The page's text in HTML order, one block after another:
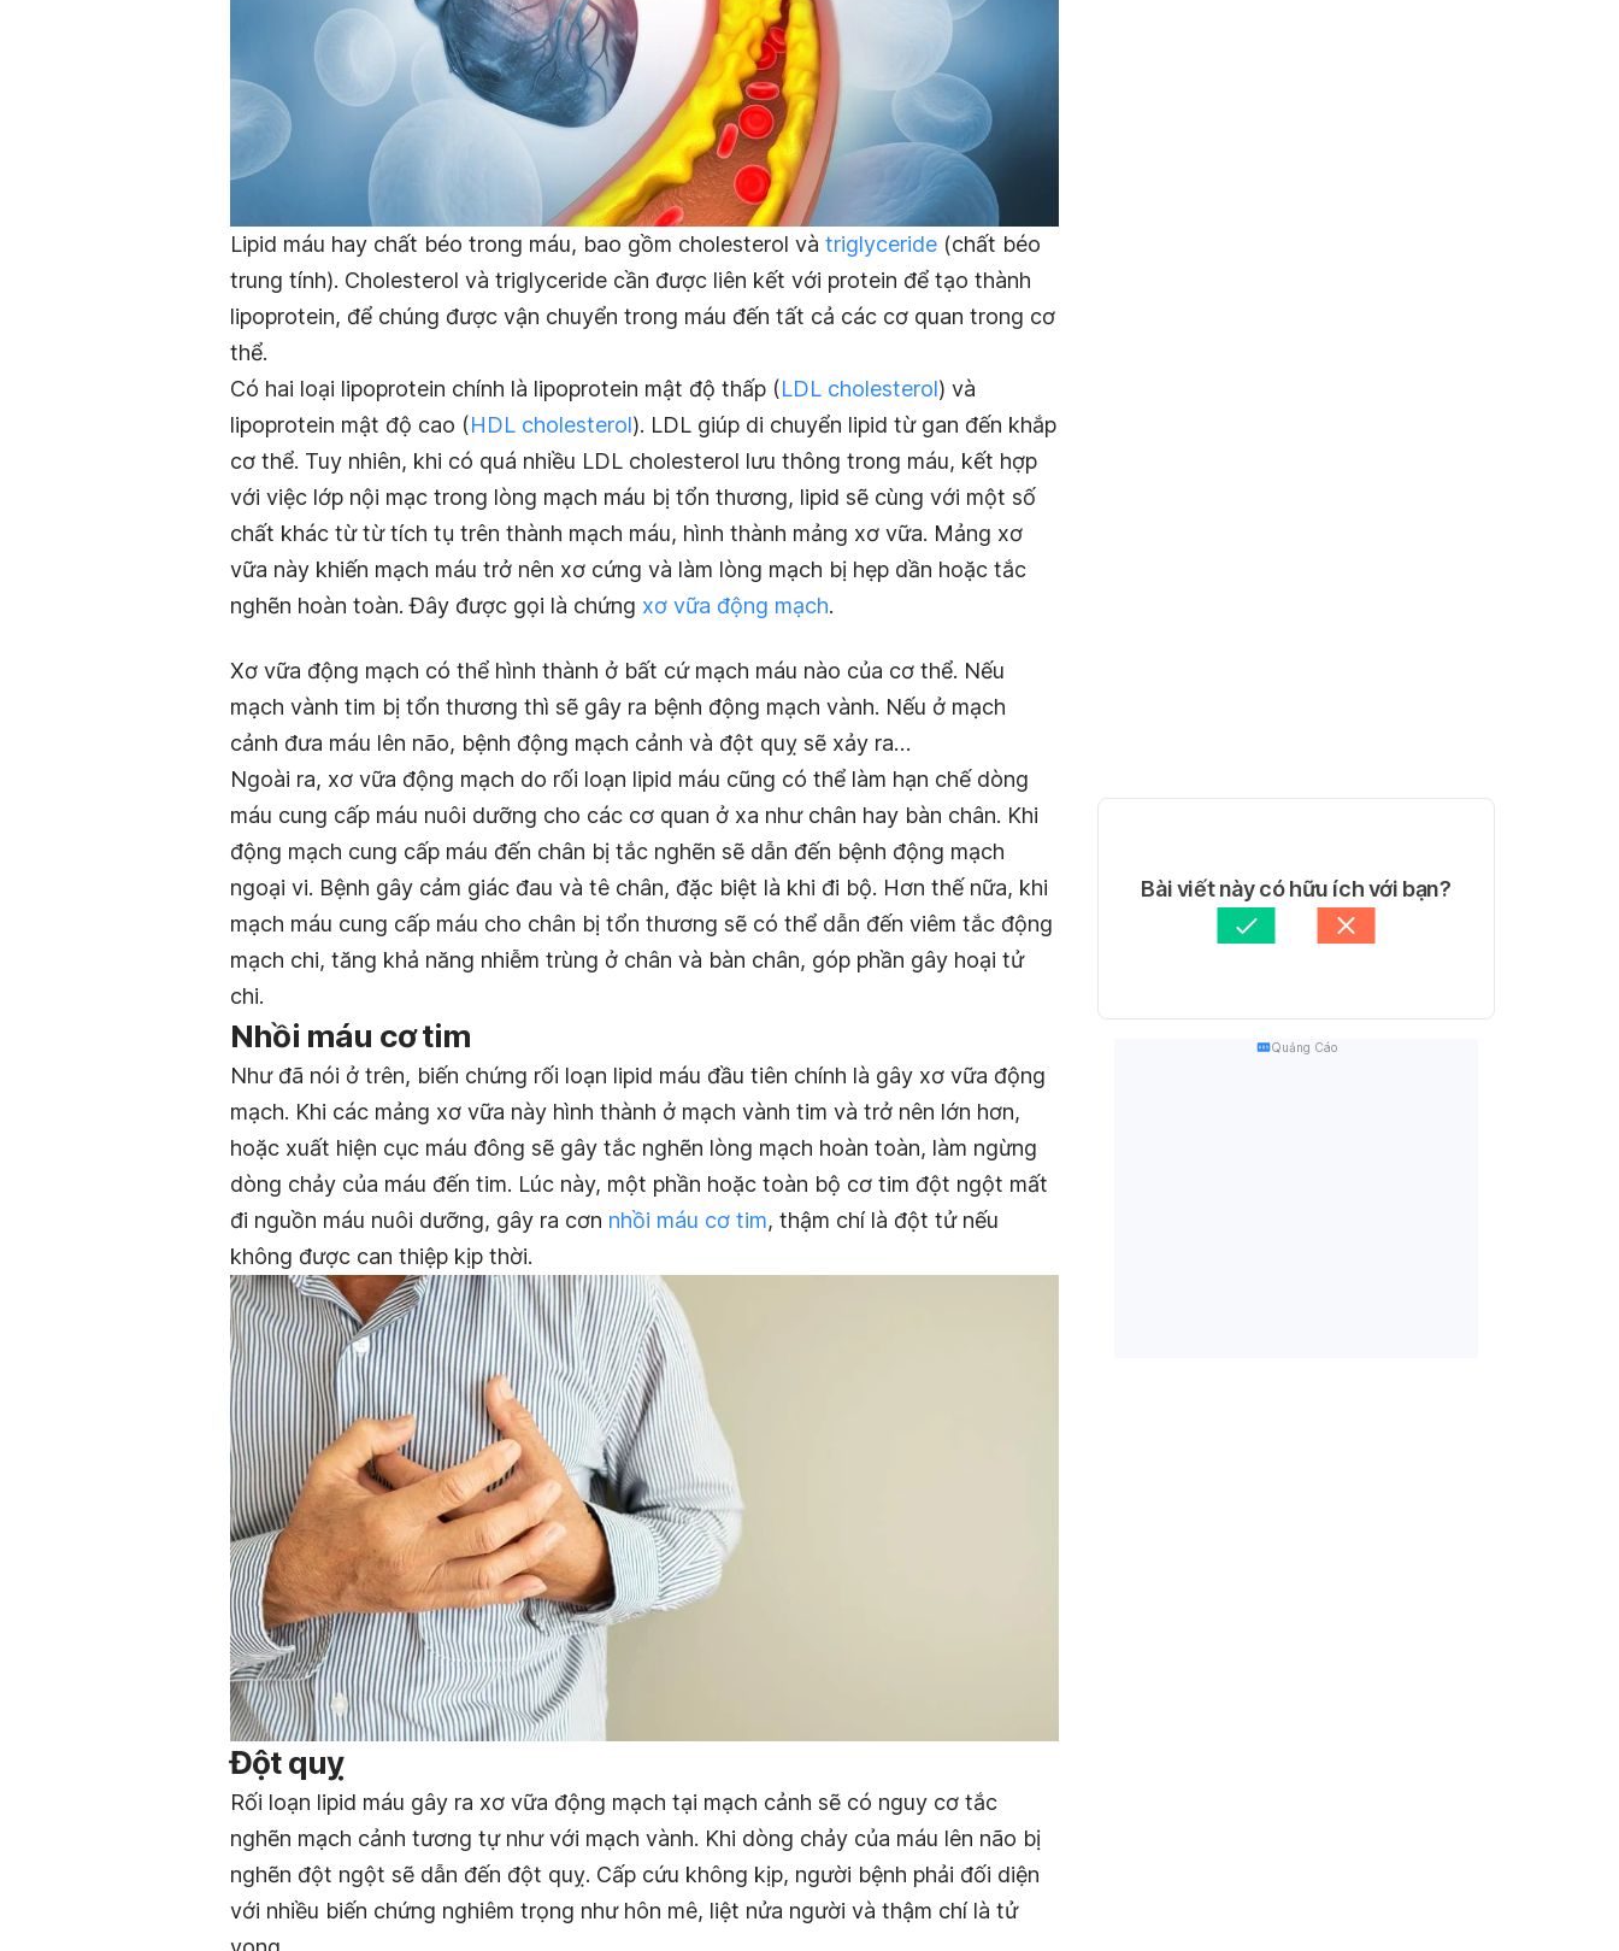
Lipid máu hay chất béo trong máu, bao gồm cholesterol và triglyceride (chất béo
trung tính). Cholesterol và triglyceride cần được liên kết với protein để tạo thành
lipoprotein, để chúng được vận chuyển trong máu đến tất cả các cơ quan trong cơ
thể.
Có hai loại lipoprotein chính là lipoprotein mật độ thấp (LDL cholesterol) và
lipoprotein mật độ cao (HDL cholesterol). LDL giúp di chuyển lipid từ gan đến khắp
cơ thể. Tuy nhiên, khi có quá nhiều LDL cholesterol lưu thông trong máu, kết hợp
với việc lớp nội mạc trong lòng mạch máu bị tổn thương, lipid sẽ cùng với một số
chất khác từ từ tích tụ trên thành mạch máu, hình thành mảng xơ vữa. Mảng xơ
vữa này khiến mạch máu trở nên xơ cứng và làm lòng mạch bị hẹp dần hoặc tắc
nghẽn hoàn toàn. Đây được gọi là chứng xơ vữa động mạch.
Xơ vữa động mạch có thể hình thành ở bất cứ mạch máu nào của cơ thể. Nếu
mạch vành tim bị tổn thương thì sẽ gây ra bệnh động mạch vành. Nếu ở mạch
cảnh đưa máu lên não, bệnh động mạch cảnh và đột quỵ sẽ xảy ra…
Ngoài ra, xơ vữa động mạch do rối loạn lipid máu cũng có thể làm hạn chế dòng
máu cung cấp máu nuôi dưỡng cho các cơ quan ở xa như chân hay bàn chân. Khi
động mạch cung cấp máu đến chân bị tắc nghẽn sẽ dẫn đến bệnh động mạch
ngoại vi. Bệnh gây cảm giác đau và tê chân, đặc biệt là khi đi bộ. Hơn thế nữa, khi
mạch máu cung cấp máu cho chân bị tổn thương sẽ có thể dẫn đến viêm tắc động
mạch chi, tăng khả năng nhiễm trùng ở chân và bàn chân, góp phần gây hoại tử
chi.
Nhồi máu cơ tim
Như đã nói ở trên, biến chứng rối loạn lipid máu đầu tiên chính là gây xơ vữa động
mạch. Khi các mảng xơ vữa này hình thành ở mạch vành tim và trở nên lớn hơn,
hoặc xuất hiện cục máu đông sẽ gây tắc nghẽn lòng mạch hoàn toàn, làm ngừng
dòng chảy của máu đến tim. Lúc này, một phần hoặc toàn bộ cơ tim đột ngột mất
đi nguồn máu nuôi dưỡng, gây ra cơn nhồi máu cơ tim, thậm chí là đột tử nếu
không được can thiệp kịp thời.
Đột quỵ
Rối loạn lipid máu gây ra xơ vữa động mạch tại mạch cảnh sẽ có nguy cơ tắc
nghẽn mạch cảnh tương tự như với mạch vành. Khi dòng chảy của máu lên não bị
nghẽn đột ngột sẽ dẫn đến đột quỵ. Cấp cứu không kịp, người bệnh phải đối diện
với nhiều biến chứng nghiêm trọng như hôn mê, liệt nửa người và thậm chí là tử
Bài viết này có hữu ích với bạn?
Quảng Cáo